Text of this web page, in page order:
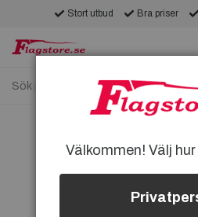
Stort utbud Bra priser
Välkommen! Välj